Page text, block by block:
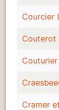
Courcier
Couterot
Couturier
Cramer